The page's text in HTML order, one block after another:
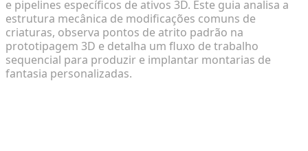
e pipelines específicos de ativos 3D. Este guia analisa a
estrutura mecânica de modificações comuns de
criaturas, observa pontos de atrito padrão na
prototipagem 3D e detalha um fluxo de trabalho
sequencial para produzir e implantar montarias de
fantasia personalizadas.